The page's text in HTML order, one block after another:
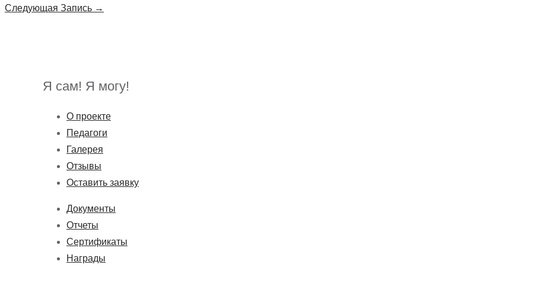
по
Следующая Запись →
Я сам! Я могу!
О проекте
Педагоги
Галерея
Отзывы
Оставить заявку
Документы
Отчеты
Сертификаты
Награды